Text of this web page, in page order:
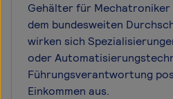
Gehälter für
dem bundesweiten
wirken sich
oder
Führungsverantwortung
Einkommen aus.